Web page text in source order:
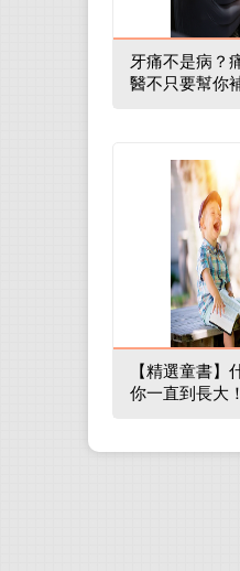
牙痛不是病？
醫不只要幫你
【精選童書】
你一直到長大！